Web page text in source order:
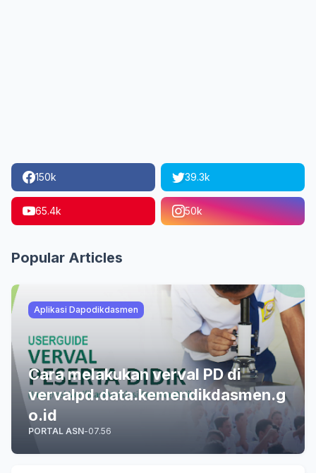
150k 39.3k
65.4k 50k
Popular Articles
Aplikasi Dapodikdasmen
Cara melakukan verval PD di
vervalpd.data.kemendikdasmen.g
o.id
PORTAL ASN-07.56